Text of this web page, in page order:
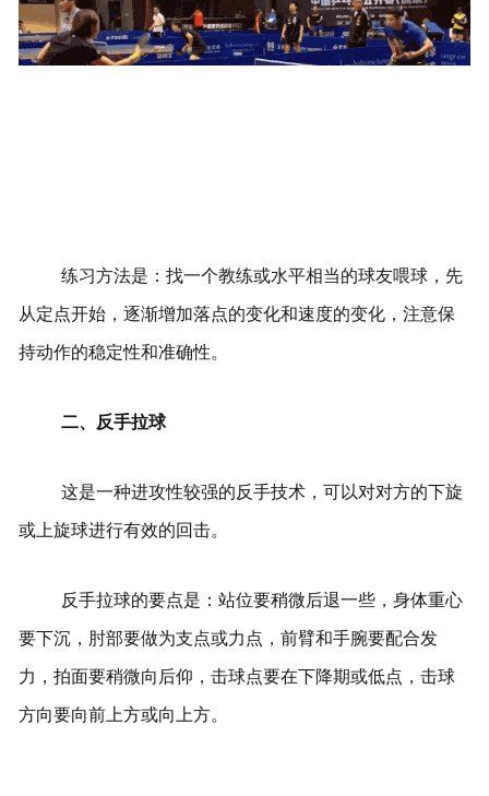
练习方法是：找一个教练或水平相当的球友喂球，先
从定点开始，逐渐增加落点的变化和速度的变化，注意保
持动作的稳定性和准确性。
二、反手拉球
这是一种进攻性较强的反手技术，可以对对方的下旋
或上旋球进行有效的回击。
反手拉球的要点是：站位要稍微后退一些，身体重心
要下沉，肘部要做为支点或力点，前臂和手腕要配合发
力，拍面要稍微向后仰，击球点要在下降期或低点，击球
方向要向前上方或向上方。